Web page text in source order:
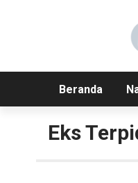
Beranda
Eks